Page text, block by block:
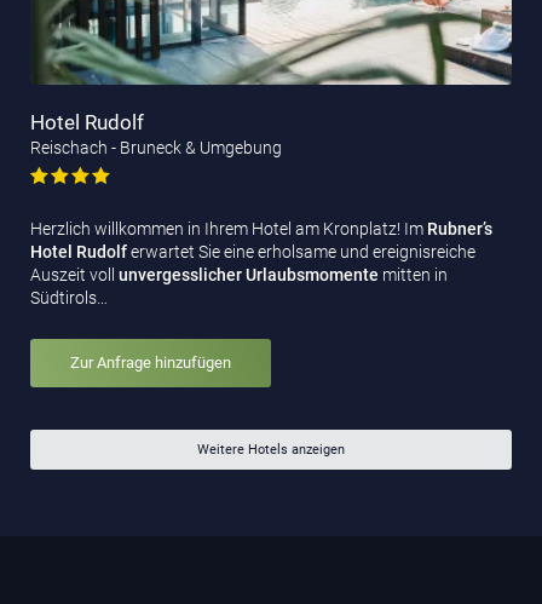
Hotel Rudolf
Reischach - Bruneck & Umgebung
Herzlich willkommen in Ihrem Hotel am Kronplatz! Im Rubner’s
Hotel Rudolferwartet Sie eine erholsame und ereignisreiche
Auszeit voll unvergesslicher Urlaubsmomente mitten in
Südtirols…
Zur Anfrage hinzufügen
Weitere Hotels anzeigen